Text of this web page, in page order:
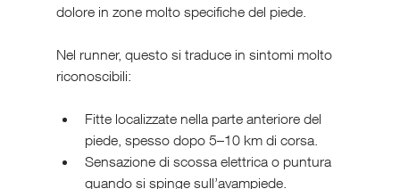
dolore in zone molto specifiche del piede.
Nel runner, questo si traduce in sintomi molto
riconoscibili:
Fitte localizzate nella parte anteriore del
piede, spesso dopo 5–10 km di corsa.
Sensazione di scossa elettrica o puntura
quando si spinge sull’avampiede.